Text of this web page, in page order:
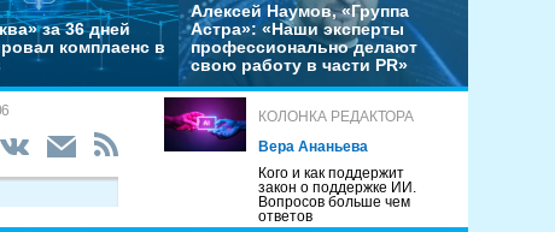
за 36 дней
комплаенс в
Алексей Наумов, «Группа
Астра»: «Наши эксперты
профессионально делают
свою работу в части PR»
КОЛОНКА РЕДАКТОРА
Вера Ананьева
Кого и как поддержит
закон о поддержке ИИ.
Вопросов больше чем
ответов